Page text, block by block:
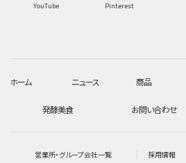
YouTube Pinterest
ホーム ニュース 商品
発酵美食 お問い合わせ
営業所・グループ会社一覧 採用情報